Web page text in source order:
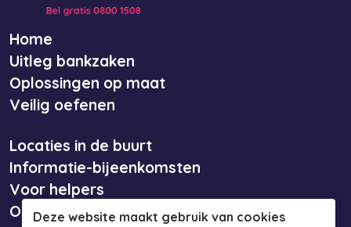
Home
Uitleg bankzaken
Oplossingen op maat
Veilig oefenen
Locaties in de buurt
Informatie-bijeenkomsten
Voor helpers
Over ons
Deze website maakt gebruik van cookies